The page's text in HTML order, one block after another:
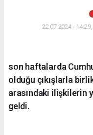
22.07.2024 -
son haftalarda
olduğu çıkışlarla
arasındaki ilişkilerin
geldi.